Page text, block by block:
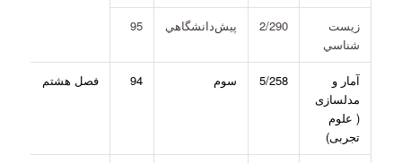
زيست
شناسي
2/290 پيش‌دانشگاهي 95
آمار و
مدلسازی
( علوم
تجربی)
5/258 سوم 94 فصل هشتم